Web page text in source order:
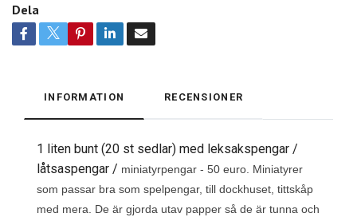
Dela
INFORMATION RECENSIONER
1 liten bunt (20 st sedlar) med leksakspengar /
låtsaspengar / miniatyrpengar - 50 euro. Miniatyrer
som passar bra som spelpengar, till dockhuset, tittskåp
med mera. De är gjorda utav papper så de är tunna och